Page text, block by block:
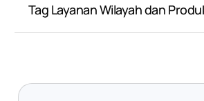
Tag Layanan Wilayah dan